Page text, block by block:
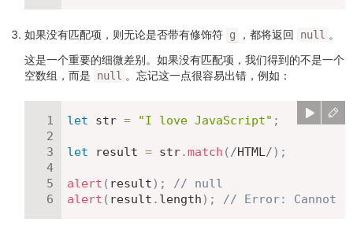
如果没有匹配项，则无论是否带有修饰符 g ，都将返回 null 。
这是一个重要的细微差别。如果没有匹配项，我们得到的不是一个
空数组，而是
null 。忘记这一点很容易出错，例如：
let str = "I love JavaScript" ;
let result = str.match (/HTML/) ;
alert ( result) ;
// null
alert ( result . length) ; // Error: Cannot